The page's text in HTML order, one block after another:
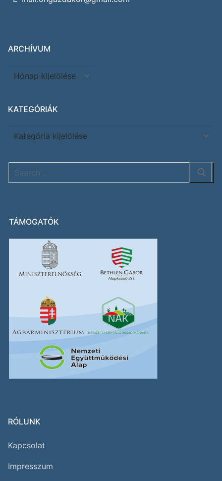
ARCHÍVUM
KATEGÓRIÁK
TÁMOGATÓK
RÓLUNK
Kapcsolat
Impresszum